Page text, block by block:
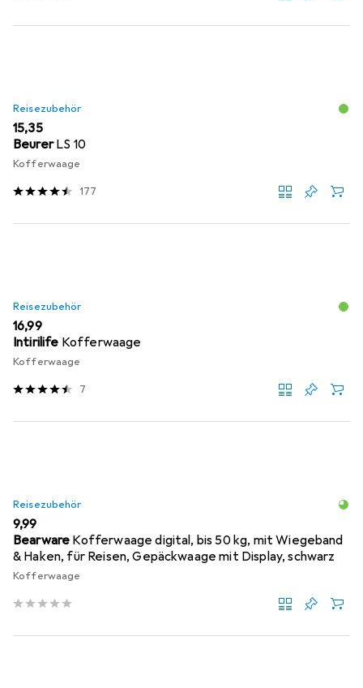
Reisezubehör
EUR
15,35
Beurer LS 10
Kofferwaage
177
Reisezubehör
EUR
16,99
Intirilife Kofferwaage
Kofferwaage
7
Reisezubehör
EUR
9,99
Bearware Kofferwaage digital, bis 50 kg, mit Wiegeband
& Haken, für Reisen, Gepäckwaage mit Display, schwarz
Kofferwaage